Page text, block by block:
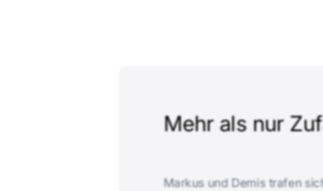
Mehr als nur
Markus und Demis trafen